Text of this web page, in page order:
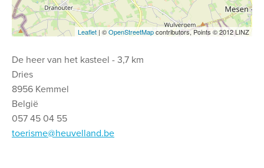
Leaflet | ©OpenStreetMapcontributors, Points © 2012 LINZ
De heer van het kasteel - 3,7 km
Dries
8956 Kemmel
België
057 45 04 55
toerisme@heuvelland.be